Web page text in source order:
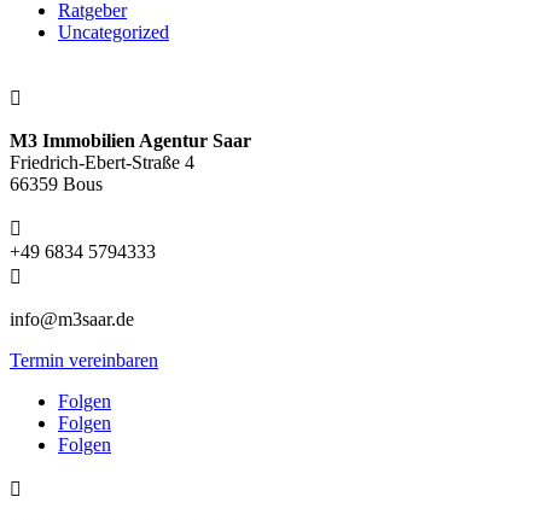
Ratgeber
Uncategorized

M3 Immobilien Agentur Saar
Friedrich-Ebert-Straße 4
66359 Bous

+49 6834 5794333

info@m3saar.de
Termin vereinbaren
Folgen
Folgen
Folgen
